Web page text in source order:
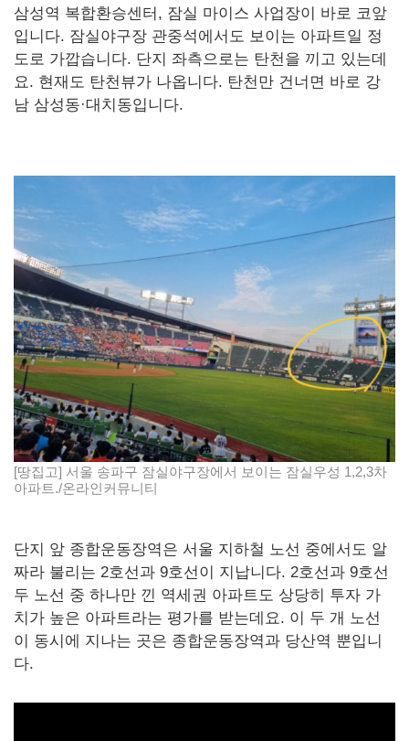
삼성역 복합환승센터, 잠실 마이스 사업장이 바로 코앞
입니다. 잠실야구장 관중석에서도 보이는 아파트일 정
도로 가깝습니다. 단지 좌측으로는 탄천을 끼고 있는데
요. 현재도 탄천뷰가 나옵니다. 탄천만 건너면 바로 강
남 삼성동·대치동입니다.
[땅집고] 서울 송파구 잠실야구장에서 보이는 잠실우성 1,2,3차
아파트./온라인커뮤니티
단지 앞 종합운동장역은 서울 지하철 노선 중에서도 알
짜라 불리는 2호선과 9호선이 지납니다. 2호선과 9호선
두 노선 중 하나만 낀 역세권 아파트도 상당히 투자 가
치가 높은 아파트라는 평가를 받는데요. 이 두 개 노선
이 동시에 지나는 곳은 종합운동장역과 당산역 뿐입니
다.